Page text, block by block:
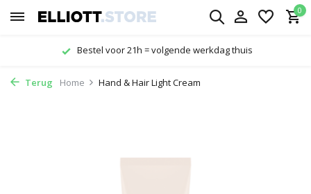
0
Bestel voor 21h = volgende werkdag thuis
Terug Home Hand & Hair Light Cream